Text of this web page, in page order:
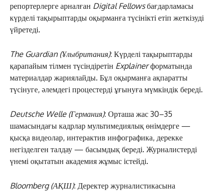
ОҚИҒА
КӨЗҚАРАС
ЗЕРТТЕУ
СҰХБАТ
АРНАЙЫ ЖОБА
ӘЛЕУМЕТ
ҚҰҚЫҚ
ТЫЛСЫМ
C
Жоба туралы Байланыс Жарнама
репортерлерге арналған Digital Fellowsбағдарламасы
күрделі тақырыптарды оқырманға түсінікті етіп жеткізуді
үйретеді.
The Guardian (Ұлыбритания): Күрделі тақырыптарды
қарапайым тілмен түсіндіретін Explainerформатында
материалдар жариялайды. Бұл оқырманға ақпаратты
түсінуге, әлемдегі процестерді ұғынуға мүмкіндік береді.
Deutsche Welle (Германия): Орташа жас 30–35
шамасындағы кадрлар мультимедиялық өнімдерге —
қысқа видеолар, интерактив инфографика, дерекке
негізделген талдау — басымдық береді. Журналистерді
үнемі оқытатын академия жұмыс істейді.
Bloomberg (АҚШ): Деректер журналистикасына